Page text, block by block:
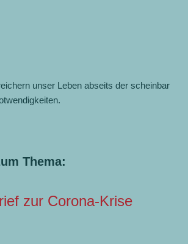
unser Leben abseits der scheinbar
Thema:
zur Corona-Krise